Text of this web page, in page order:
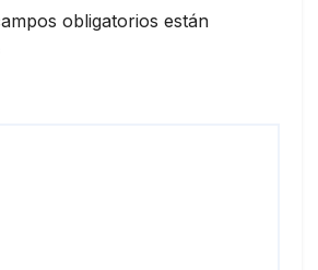
obligatorios están